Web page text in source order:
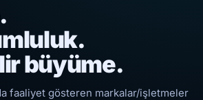
büyüme.
faaliyet gösteren markalar/işletmeler